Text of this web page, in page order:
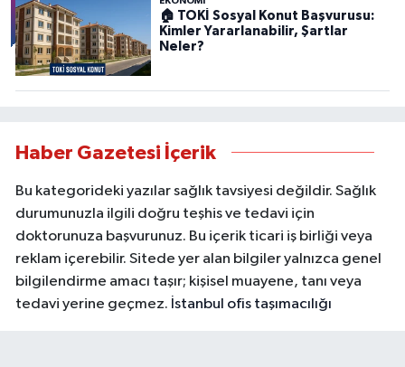
🏠 TOKİ Sosyal Konut Başvurusu:
Kimler Yararlanabilir, Şartlar
Neler?
Haber Gazetesi İçerik
Bu kategorideki yazılar sağlık tavsiyesi değildir. Sağlık
durumunuzla ilgili doğru teşhis ve tedavi için
doktorunuza başvurunuz. Bu içerik ticari iş birliği veya
reklam içerebilir. Sitede yer alan bilgiler yalnızca genel
bilgilendirme amacı taşır; kişisel muayene, tanı veya
tedavi yerine geçmez. İstanbul ofis taşımacılığı